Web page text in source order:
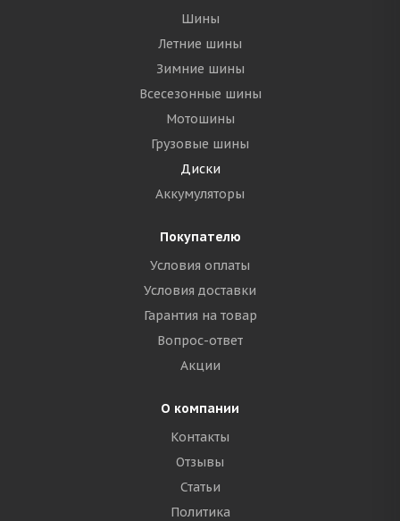
Шины
Летние шины
Зимние шины
Всесезонные шины
Мотошины
Грузовые шины
Диски
Аккумуляторы
Покупателю
Условия оплаты
Условия доставки
Гарантия на товар
Вопрос-ответ
Акции
О компании
Контакты
Отзывы
Статьи
Политика